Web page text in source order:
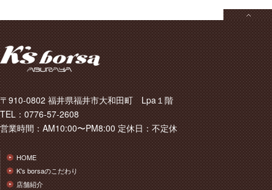
〒910-0802 福井県福井市大和田町 Lpa１階
TEL：0776-57-2608
営業時間：AM10:00〜PM8:00 定休日：不定休
HOME
K's borsaのこだわり
店舗紹介